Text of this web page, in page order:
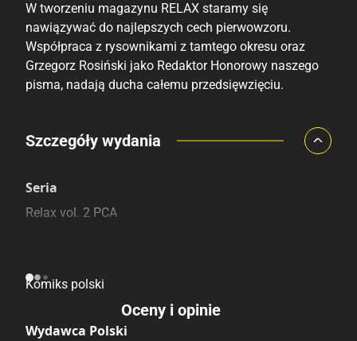
W tworzeniu magazynu RELAX staramy się
nawiązywać do najlepszych cech pierwowzoru.
Współpraca z rysownikami z tamtego okresu oraz
Grzegorz Rosiński jako Redaktor Honorowy naszego
pisma, nadają ducha całemu przedsięwzięciu.
Porównaj ceny
Szczegóły wydania
Seria
Relax vol. 2 PCA
Komiks polski
Wydawca Polski
Oceny i opinie